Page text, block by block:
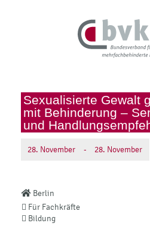
Sexualisierte Gewalt
mit Behinderung –
und
28. November - 28. November
Berlin
Für Fachkräfte
Bildung